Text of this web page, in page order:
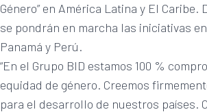
Género” en América Latina y El Caribe.
se pondrán en marcha las iniciativas
Panamá y Perú.
“En el Grupo BID estamos 100 %
equidad de género. Creemos
para el desarrollo de nuestros países.